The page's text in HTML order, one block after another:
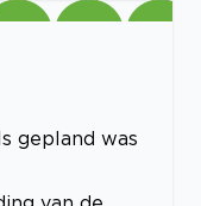
gepland was